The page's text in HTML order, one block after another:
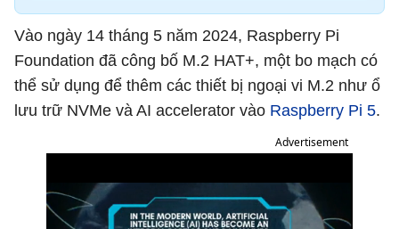
Vào ngày 14 tháng 5 năm 2024, Raspberry Pi
Foundation đã công bố M.2 HAT+, một bo mạch có
thể sử dụng để thêm các thiết bị ngoại vi M.2 như ổ
lưu trữ NVMe và AI accelerator vào Raspberry Pi 5.
Advertisement